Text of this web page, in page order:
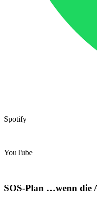
Spotify
YouTube
SOS-Plan …wenn die